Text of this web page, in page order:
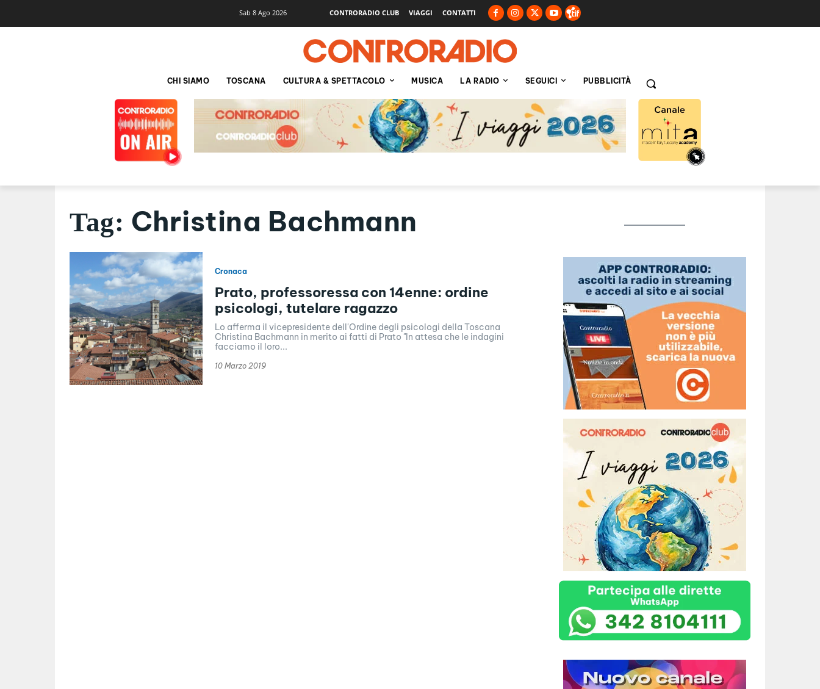
Sab 8 Ago 2026 CONTRORADIO CLUB VIAGGI CONTATTI
CHI SIAMO TOSCANA CULTURA & SPETTACOLO MUSICA LA RADIO SEGUICI PUBBLICITÀ
Tag: Christina Bachmann
Cronaca
Prato, professoressa con 14enne: ordine
psicologi, tutelare ragazzo
Lo afferma il vicepresidente dell'Ordine degli psicologi della Toscana
Christina Bachmann in merito ai fatti di Prato "In attesa che le indagini
facciamo il loro...
10 Marzo 2019